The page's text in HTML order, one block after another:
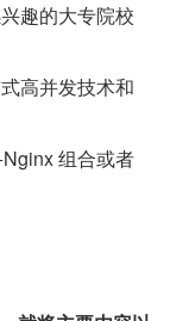
趣的大专院校
高并发技术和
组合或者